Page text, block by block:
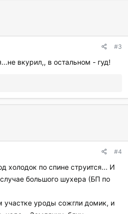
#3
вкурил,, в остальном - гуд!
#4
холодок по спине струится... И
большого шухера (БП по
участке уроды сожгли домик, и